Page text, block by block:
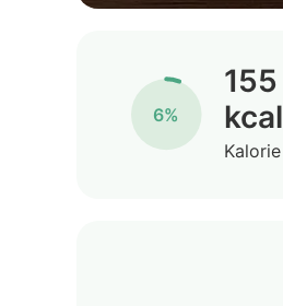
6%
155
kcal
Kalorie